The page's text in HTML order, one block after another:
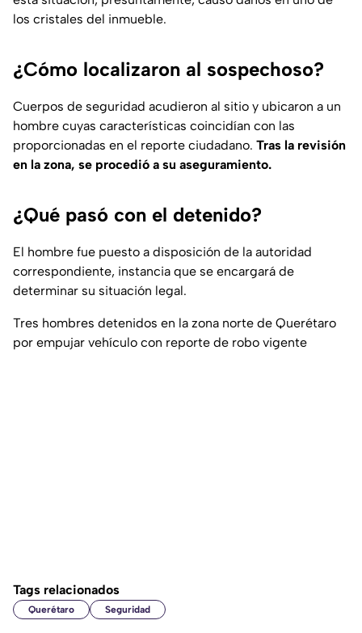
los cristales del inmueble.
¿Cómo localizaron al sospechoso?
Cuerpos de seguridad acudieron al sitio y ubicaron a un
hombre cuyas características coincidían con las
proporcionadas en el reporte ciudadano. Tras la revisión
en la zona, se procedió a su aseguramiento.
¿Qué pasó con el detenido?
El hombre fue puesto a disposición de la autoridad
correspondiente, instancia que se encargará de
determinar su situación legal.
Tres hombres detenidos en la zona norte de Querétaro
por empujar vehículo con reporte de robo vigente
Tags relacionados
Querétaro Seguridad